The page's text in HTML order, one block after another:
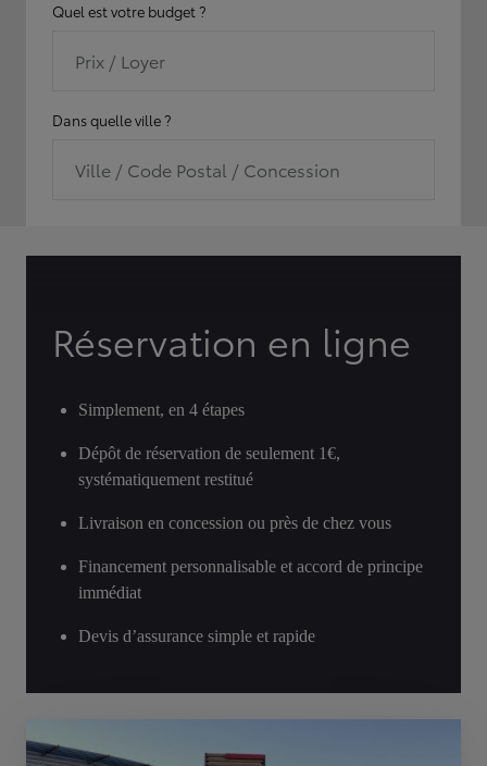
Quel est votre budget ?
Prix / Loyer
Dans quelle ville ?
Ville / Code Postal / Concession
Réservation en ligne
Simplement, en 4 étapes
Dépôt de réservation de seulement 1€,
systématiquement restitué
Livraison en concession ou près de chez vous
Financement personnalisable et accord de principe
immédiat
Devis d’assurance simple et rapide